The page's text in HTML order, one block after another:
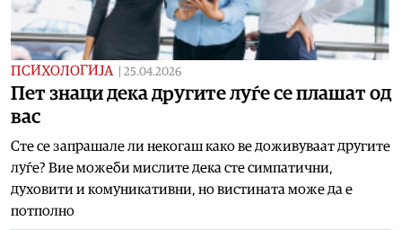
ПСИХОЛОГИЈА 25.04.2026
Пет знаци дека другите луѓе се плашат од
вас
Сте се запрашале ли некогаш како ве доживуваат другите
луѓе? Вие можеби мислите дека сте симпатични,
духовити и комуникативни, но вистината може да е
потполно